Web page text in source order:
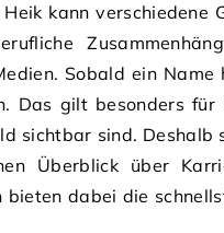
kann verschiedene
Sobald ein Name
Das gilt besonders für
sichtbar sind. Deshalb
Überblick über
bieten dabei die